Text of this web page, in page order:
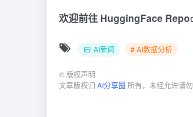
欢迎前往 HuggingFace Repo
AI新闻 # AI数据分析
© 版权声明
文章版权归 AI分享圈 所有，未经允许请勿